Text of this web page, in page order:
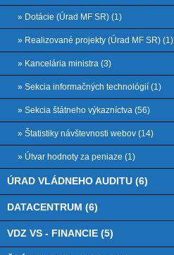
» Dotácie (Úrad MF SR) (1)
» Realizované projekty (Úrad MF SR) (1)
» Kancelária ministra (3)
» Sekcia informačných technológií (1)
» Sekcia štátneho výkazníctva (56)
» Štatistiky návštevnosti webov (14)
» Útvar hodnoty za peniaze (1)
ÚRAD VLÁDNEHO AUDITU (6)
DATACENTRUM (6)
VDZ VS - FINANCIE (5)